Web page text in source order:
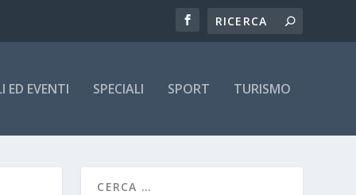
ED EVENTI SPECIALI SPORT TURISMO